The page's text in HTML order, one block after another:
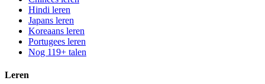
Hindi leren
Japans leren
Koreaans leren
Portugees leren
Nog 119+ talen
Leren